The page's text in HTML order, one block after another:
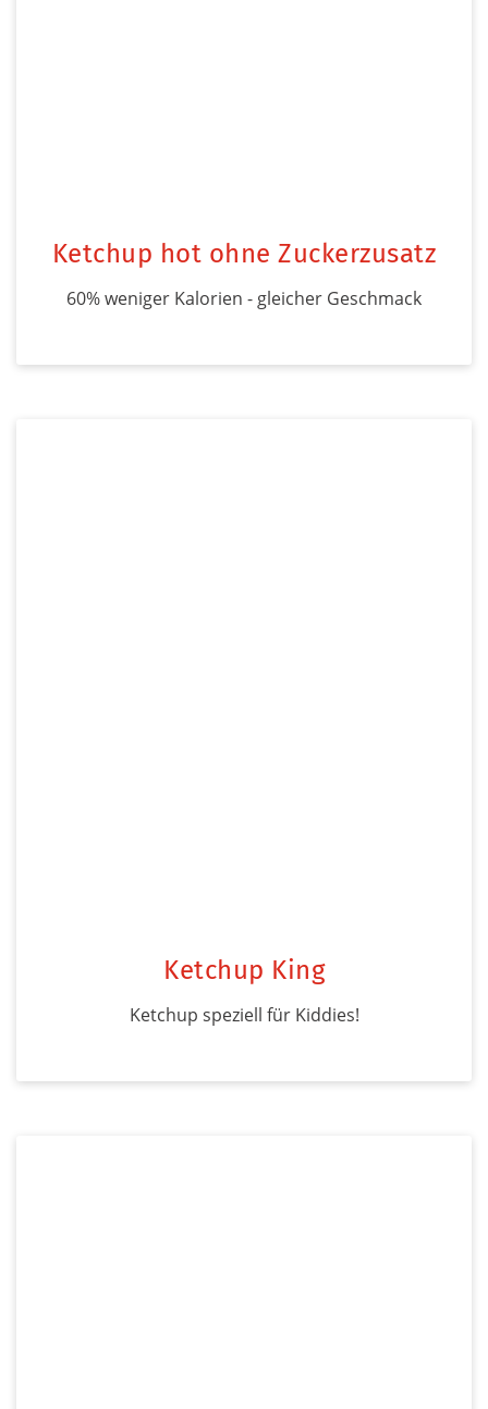
Ketchup hot ohne Zuckerzusatz
60% weniger Kalorien - gleicher Geschmack
Ketchup King
Ketchup speziell für Kiddies!